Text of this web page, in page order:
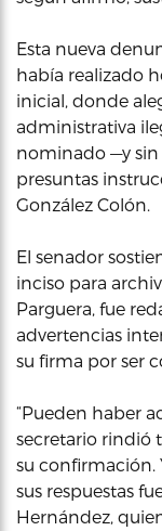
Esta nueva
había realizado
inicial, donde
administrativa
nominado —y
presuntas
González Colón.
El senador
inciso para
Parguera, fue
advertencias
su firma por ser
“Pueden haber
secretario rindió
su confirmación.
sus respuestas
Hernández,